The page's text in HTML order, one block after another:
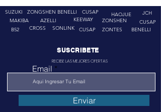
SUZUKI
ZONGSHEN
MAKIBA
AZELLI
BENELLI
CUSAP
KEEWAY
B52
CROSS SONLINK CUSAP
HAOJUE
JCH
ZONSHEN
ZONTES
CUSAP
BENELLI
SUSCRIBETE
RECIBE LAS MEJORES OFERTAS
Email
Enviar